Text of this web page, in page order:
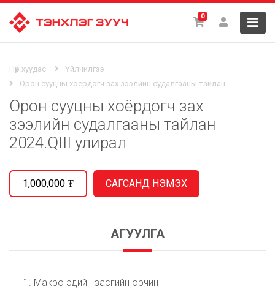
0
Нүүр хуудас
Үйлчилгээ
Орон сууцны хоёрдогч зах зээлийн судалгааны тайлан
Орон сууцны хоёрдогч зах
зээлийн судалгааны тайлан
2024.QIII улирал
1,000,000 ₮
АГУУЛГА
Макро эдийн засгийн орчин